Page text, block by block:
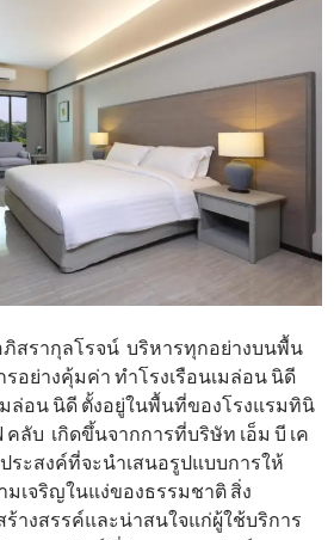
สรากุลโรจน์ บริหารทุกอย่างบนพื้น
อย่างคุ้มค่า ทำโรงเรือนเมล่อน นิดี
มล่อน นิดี ตั้งอยู่ในพื้นที่ของโรงแรมทินิ
คลับ เกิดขึ้นจากการที่บริษัท เอ็ม บี เค
ระสงค์ที่จะนำเสนอรูปแบบการให้
มเจริญในแง่ของธรรมชาติ สิ่ง
างสรรค์และน่าสนใจแก่ผู้ใช้บริการ